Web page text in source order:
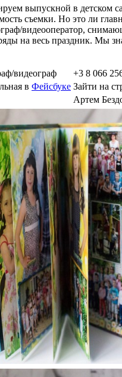
выпускной в детском
съемки. Но это ли
видеооператор,
на весь праздник. Мы
видеограф
+3 8 066
в Фейсбуке Зайти на
Артем